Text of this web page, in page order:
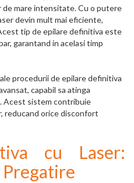
de mare intensitate. Cu o putere
devin mult mai eficiente,
tip de epilare definitiva este
garantand in acelasi timp
procedurii de epilare definitiva
capabil sa atinga
Acest sistem contribuie
reducand orice disconfort
cu Laser:
Pregatire